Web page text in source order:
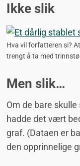
Ikke slik
Hva vil forfatteren si?
trengt å ta med
Men slik…
Om de bare
hadde det vært
graf. (Dataen er
den opprinnelige